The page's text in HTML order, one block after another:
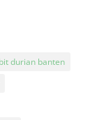
durian banten